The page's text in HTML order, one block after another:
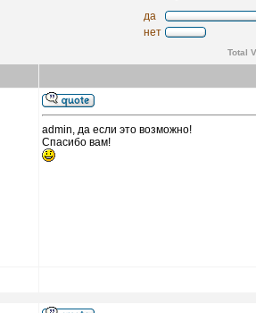
да
нет
Total
admin, да если это возможно!
Спасибо вам!